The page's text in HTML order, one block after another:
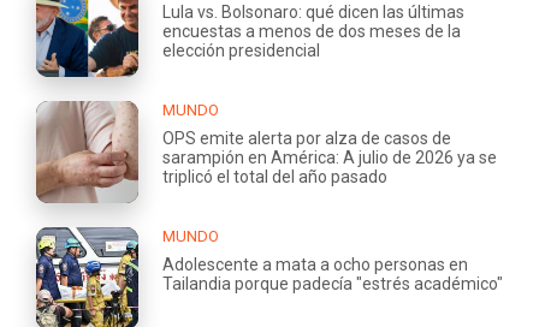
Lula vs. Bolsonaro: qué dicen las últimas
encuestas a menos de dos meses de la
elección presidencial
MUNDO
OPS emite alerta por alza de casos de
sarampión en América: A julio de 2026 ya se
triplicó el total del año pasado
MUNDO
Adolescente a mata a ocho personas en
Tailandia porque padecía "estrés académico"